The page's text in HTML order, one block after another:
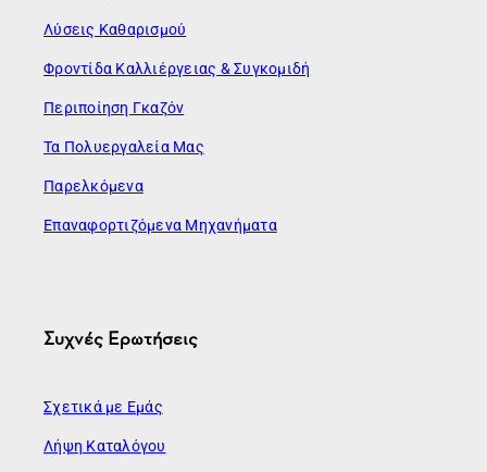
Λύσεις Καθαρισμού
Φροντίδα Καλλιέργειας & Συγκομιδή
Περιποίηση Γκαζόν
Τα Πολυεργαλεία Μας
Παρελκόμενα
Επαναφορτιζόμενα Μηχανήματα
Συχνές Ερωτήσεις
Σχετικά με Εμάς
Λήψη Καταλόγου